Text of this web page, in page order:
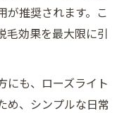
が推奨されます。こ
毛効果を最大限に引
にも、ローズライト
め、シンプルな日常